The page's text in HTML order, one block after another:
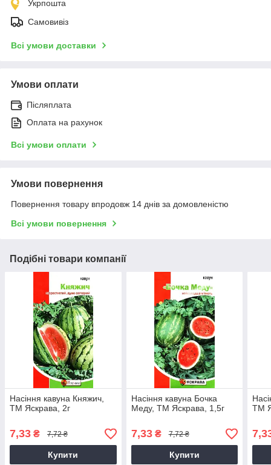
Укрпошта
Самовивіз
Всі умови доставки
Умови оплати
Післяплата
Оплата на рахунок
Всі умови оплати
Умови повернення
Повернення товару впродовж 14 днів за домовленістю
Всі умови повернення
Подібні товари компанії
Насіння кавуна Княжич,
ТМ Яскрава, 2г
7,33 ₴ 7,72 ₴
Купити
Насіння кавуна Бочка
Меду, ТМ Яскрава, 1,5г
7,33₴ 7,72 ₴
Купити
ТМ